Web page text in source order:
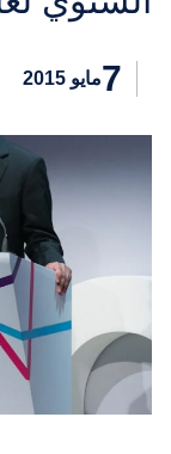
7مايو 2015